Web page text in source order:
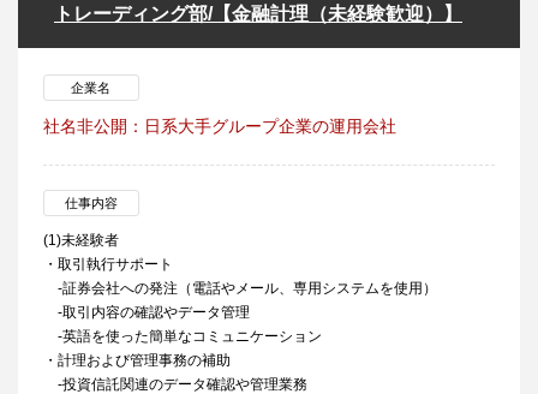
トレーディング部/【金融計理（未経験歓迎）】
企業名
社名非公開：日系大手グループ企業の運用会社
仕事内容
(1)未経験者
・取引執行サポート
-証券会社への発注（電話やメール、専用システムを使用）
-取引内容の確認やデータ管理
-英語を使った簡単なコミュニケーション
・計理および管理事務の補助
-投資信託関連のデータ確認や管理業務